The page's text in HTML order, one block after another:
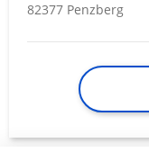
82377 Penzberg